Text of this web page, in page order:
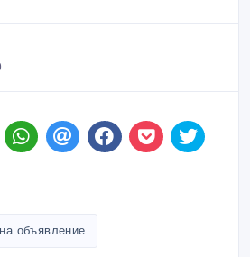
объявление